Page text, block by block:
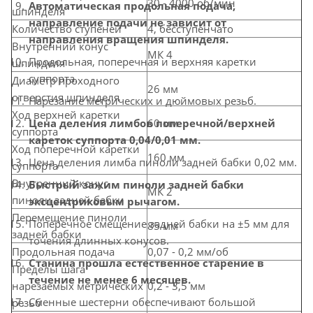
Автоматическая продольная подача,
направление подачи не зависит от
направления вращения шпинделя.
Продольная, поперечная и верхняя каретки
суппорта.
Нарезание метрических и дюймовых резьб.
Цена деления лимбов поперечной/верхней
кареток суппорта 0,04/0,01 мм.
Цена деления лимба пиноли задней бабки 0,02 мм.
Быстрый зажим пиноли задней бабки
эксцентриковым рычагом.
Поперечное смещение задней бабки на ±5 мм для
точения длинных конусов.
Станина прошла естественное старение в
течение не менее 6 месяцев.
Сменные шестерни обеспечивают большой
шпинделя
Количество ступеней
4, бесступенчато
Внутренний конус
шпинделя
МК 4
Диаметр проходного
отверстия шпинделя
26 мм
Ход верхней каретки
суппорта
60 мм
Ход поперечной каретки
суппорта
160 мм
Внутренний конус
пиноли задней бабки
МК 2
Перемещение пиноли
задней бабки
85 мм
Продольная подача
0,07 - 0,2 мм/об
Пределы шага
нарезаемых метрических
резьб
0,2 - 3,5 мм